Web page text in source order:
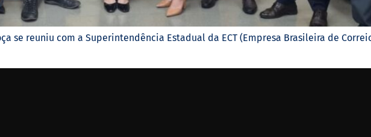
se reuniu com a Superintendência Estadual da ECT (Empresa Brasileira de